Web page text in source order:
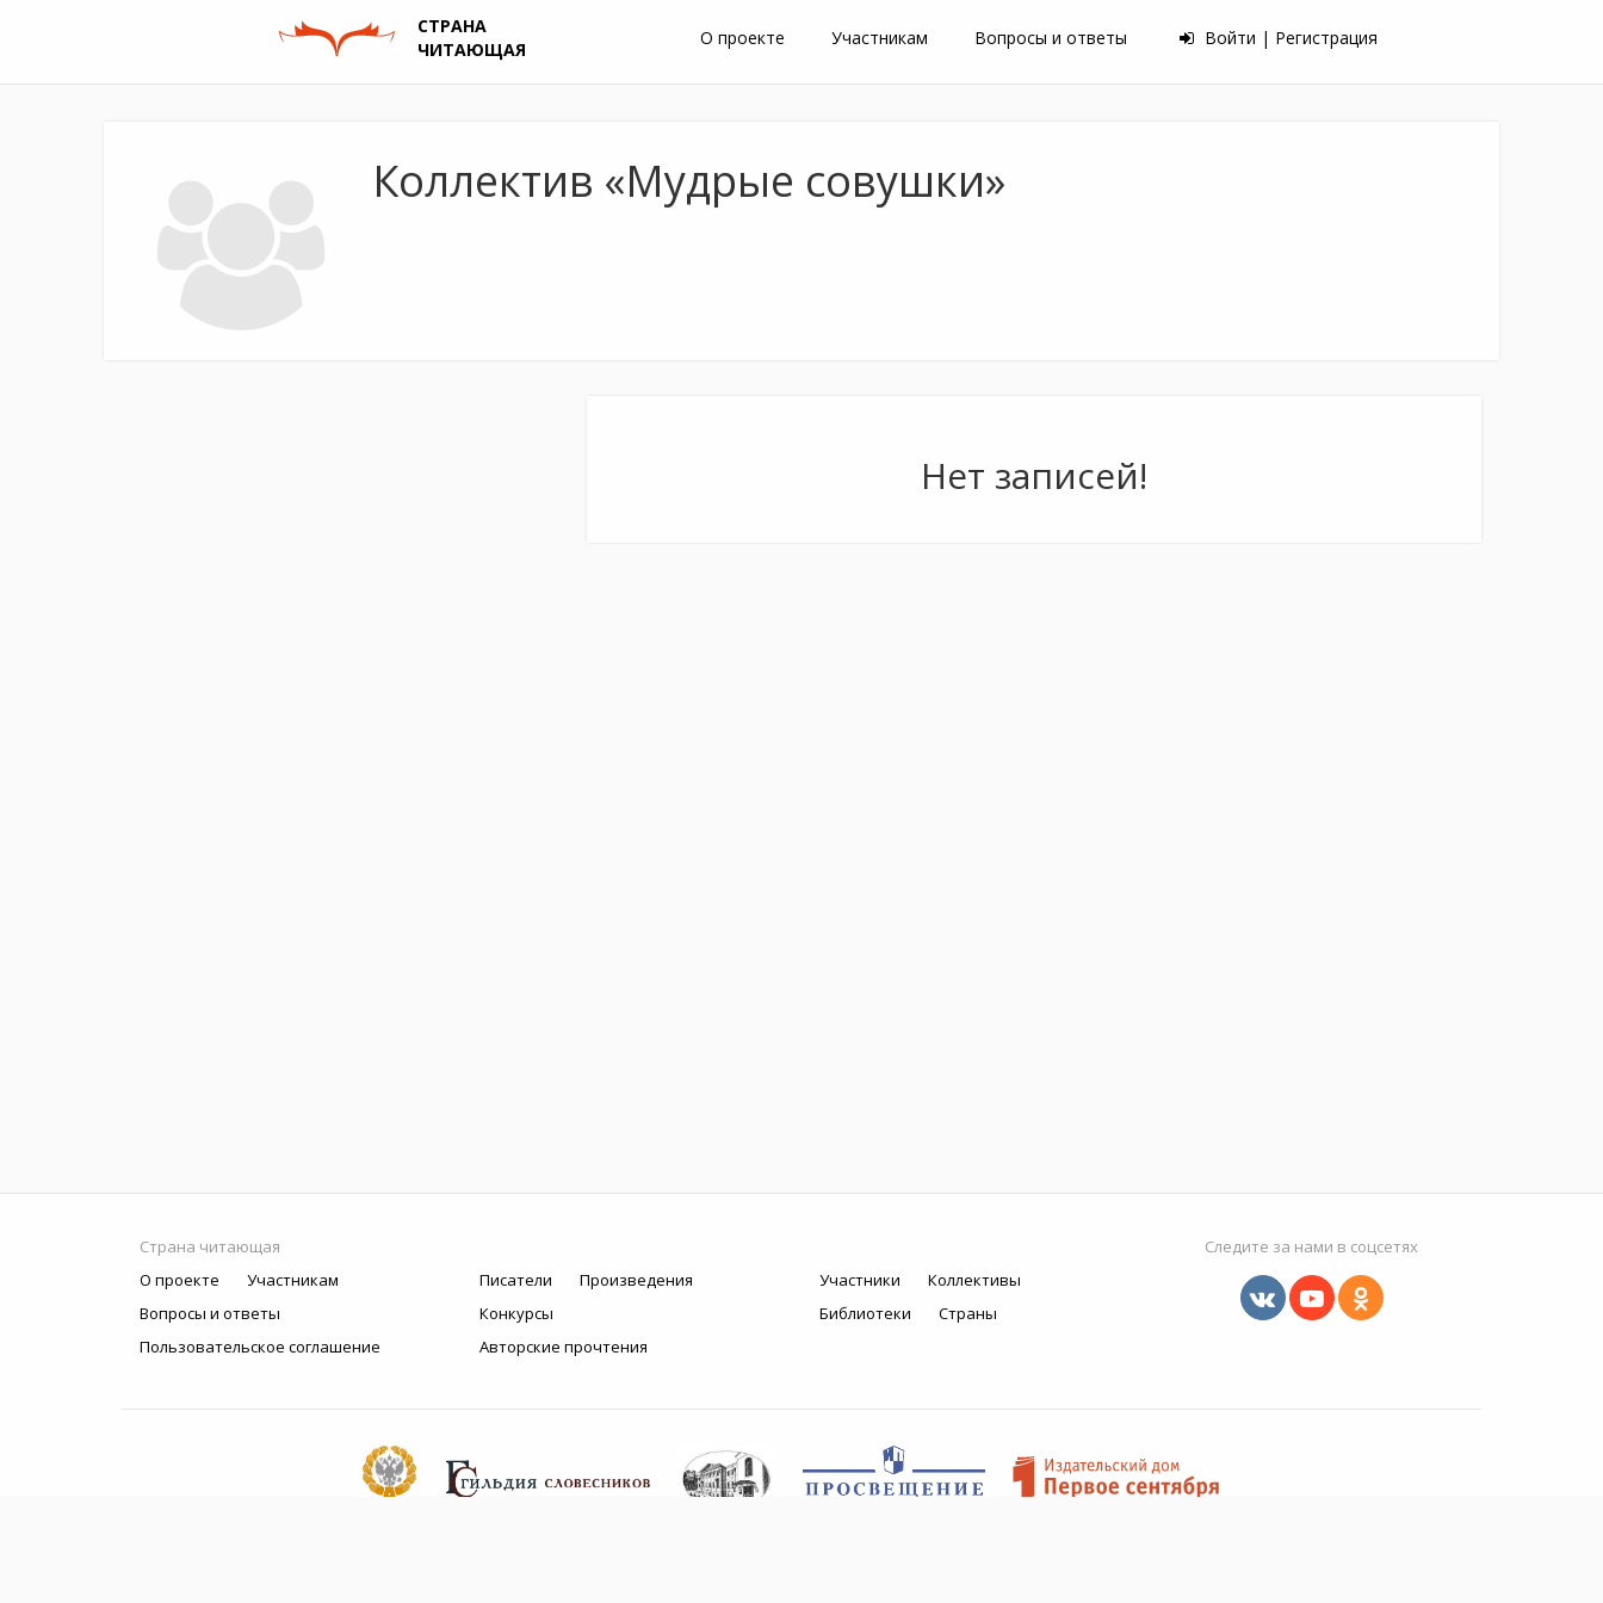
СТРАНА
ЧИТАЮЩАЯ
О проекте Участникам Вопросы и ответы Войти | Регистрация
Коллектив «Мудрые совушки»
Нет записей!
Страна читающая
О проекте
Участникам
Вопросы и ответы
Пользовательское соглашение
Писатели
Произведения
Конкурсы
Авторские прочтения
Участники
Коллективы
Библиотеки
Страны
Следите за нами в соцсетях